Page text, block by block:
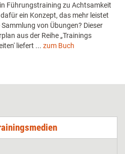
Führungstraining zu Achtsamkeit
ein Konzept, das mehr leistet
Sammlung von Übungen? Dieser
aus der Reihe „Trainings
liefert ... zum Buch